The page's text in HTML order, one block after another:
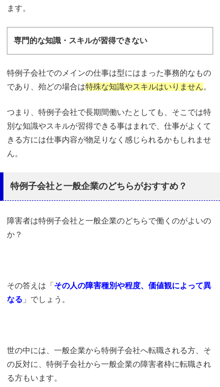
ます。
専門的な知識・スキルが習得できない
特例子会社でのメインの仕事は型にはまった事務的なもの
であり、殆どの場合は特殊な知識やスキルはいりません。
つまり、特例子会社で長期間働いたとしても、そこでは特
別な知識やスキルが習得できる事はまれで、仕事がよくて
きる方には仕事内容が物足りなく感じられるかもしれませ
ん。
特例子会社と一般企業のどちらがおすすめ？
障害者は特例子会社と一般企業のどちらで働くのがよいの
か？
その答えは「 その人の障害種別や程度、価値観によって異
なる 」でしょう。
世の中には、一般企業から特例子会社へ転職される方、そ
の反対に、特例子会社から一般企業の障害者枠に転職され
る方もいます。